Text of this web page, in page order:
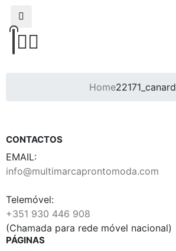
Home22171_canard
CONTACTOS
EMAIL:
info@multimarcaprontomoda.com
Telemóvel:
+351 930 446 908
(Chamada para rede móvel nacional)
PÁGINAS